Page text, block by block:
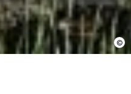
que les
utilisées pour